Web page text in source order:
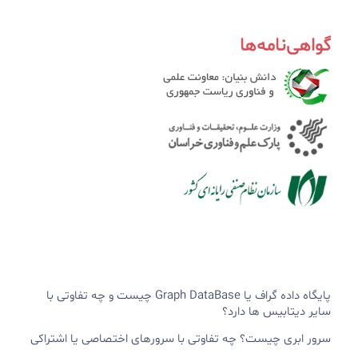
گواهی‌نامه‌ها
پایگاه داده گراف یا Graph DataBase چیست و چه تفاوتی با
سایر دیتابیس ها دارد؟
سرور ابری چیست؟ چه تفاوتی با سرورهای اختصاصی یا اشتراکی